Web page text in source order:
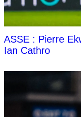
ASSE : Pierre
Ian Cathro